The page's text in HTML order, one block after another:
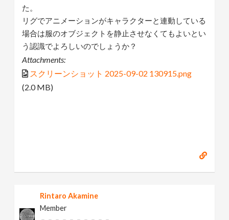
た。
リグでアニメーションがキャラクターと連動している
場合は服のオブジェクトを静止させなくてもよいとい
う認識でよろしいのでしょうか？
Attachments:
スクリーンショット 2025-09-02 130915.png
(2.0 MB)
Rintaro Akamine
Member